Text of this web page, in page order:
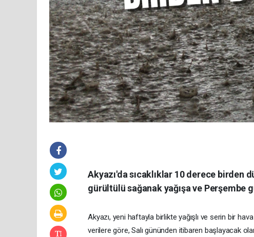
Akyazı'da sıcaklıklar 10 derece birden
gürültülü sağanak yağışa ve Perşembe
Akyazı, yeni haftayla birlikte yağışlı ve serin bir
verilere göre, Salı gününden itibaren başlayacak